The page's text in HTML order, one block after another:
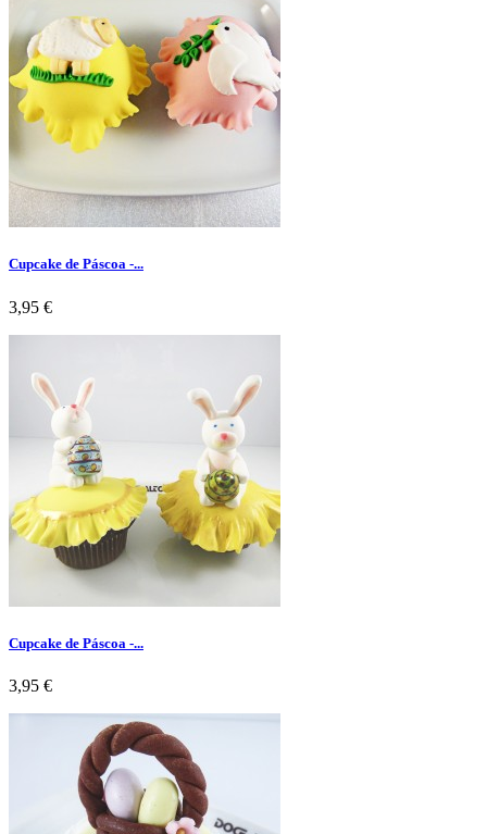
Cupcake de Páscoa -...
Preço
3,95 €
Cupcake de Páscoa -...
Preço
3,95 €